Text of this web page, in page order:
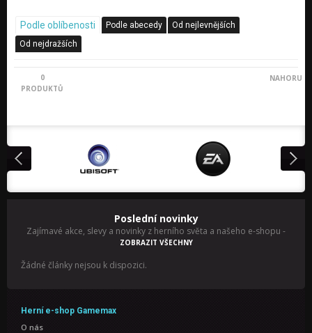
Podle oblíbenosti Podle abecedy
Od nejlevnějších
Od nejdražších
0
PRODUKTŮ
NAHORU
Poslední novinky
Zajímavé akce, slevy a novinky z herního světa a našeho e-shopu -
ZOBRAZIT VŠECHNY
Žádné články nejsou k dispozici.
Herní e-shop Gamemax
O nás